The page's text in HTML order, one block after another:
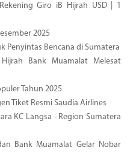
Giro iB Hijrah USD | 1
2025
Penyintas Bencana di Sumatera
Bank Muamalat Melesat
Tahun 2025
Tiket Resmi Saudia Airlines
KC Langsa - Region Sumatera
Bank Muamalat Gelar Nobar